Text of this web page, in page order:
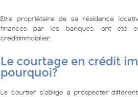
Etre propriétaire de sa résidence
financés par les banques, ont été
creditimmobilier.
Le courtage en crédit
pourquoi?
Le courtier s'oblige à prospecter